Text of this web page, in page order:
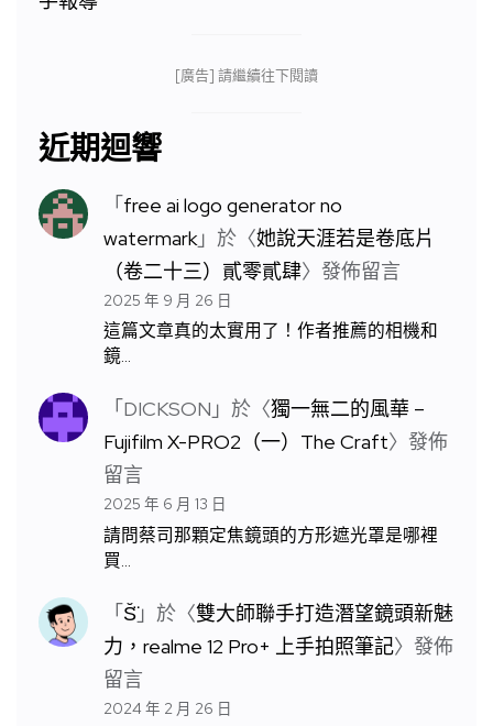
[廣告] 請繼續往下閱讀
近期迴響
「free ai logo generator no
watermark」於〈她說天涯若是卷底片
（卷二十三）貳零貳肆〉發佈留言
2025 年 9 月 26 日
這篇文章真的太實用了！作者推薦的相機和
鏡…
「DICKSON 」於〈獨一無二的風華 –
Fujifilm X-PRO2（一）The Craft〉發佈
留言
2025 年 6 月 13 日
請問蔡司那顆定焦鏡頭的方形遮光罩是哪裡
買…
「S̆̈」於〈雙大師聯手打造潛望鏡頭新魅
力，realme 12 Pro+ 上手拍照筆記〉發佈
留言
2024 年 2 月 26 日